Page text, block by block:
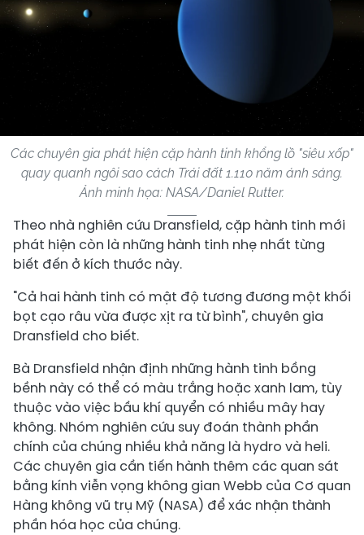
Các chuyên gia phát hiện cặp hành tinh khổng lồ "siêu xốp"
quay quanh ngôi sao cách Trái đất 1.110 năm ánh sáng.
Ảnh minh họa: NASA/Daniel Rutter.
Theo nhà nghiên cứu Dransfield, cặp hành tinh mới
phát hiện còn là những hành tinh nhẹ nhất từng
biết đến ở kích thước này.
"Cả hai hành tinh có mật độ tương đương một khối
bọt cạo râu vừa được xịt ra từ bình", chuyên gia
Dransfield cho biết.
Bà Dransfield nhận định những hành tinh bồng
bềnh này có thể có màu trắng hoặc xanh lam, tùy
thuộc vào việc bầu khí quyển có nhiều mây hay
không. Nhóm nghiên cứu suy đoán thành phần
chính của chúng nhiều khả năng là hydro và heli.
Các chuyên gia cần tiến hành thêm các quan sát
bằng kính viễn vọng không gian Webb của Cơ quan
Hàng không vũ trụ Mỹ (NASA) để xác nhận thành
phần hóa học của chúng.